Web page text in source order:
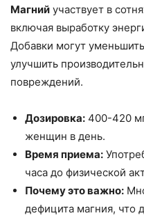
Магний участвует в
включая выработку
Добавки могут
улучшить
повреждений.
Дозировка: 400-420
женщин в день.
Время приема:
часа до физической
Почему это важно:
дефицита магния, что